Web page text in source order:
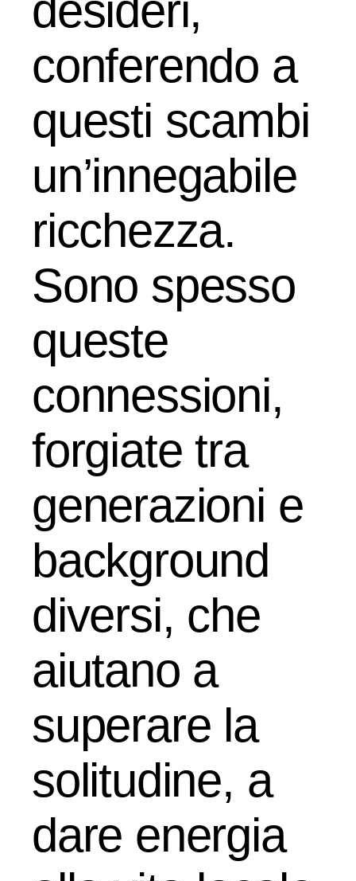
desideri,
conferendo a
questi scambi
un’innegabile
ricchezza.
Sono spesso
queste
connessioni,
forgiate tra
generazioni e
background
diversi, che
aiutano a
superare la
solitudine, a
dare energia